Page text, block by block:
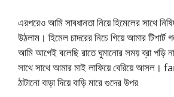
এরপরেও আমি সাবধানতা নিয়ে হিমেলের সাথে
উঠলাম। হিমেল চাদরের নিচে গিয়ে আমার টিশার্ট
আমি আগেই বলেছি রাতে ঘুমানোর সময় ব্রা পড়ি
সাথে সাথে আমার মাই লাফিয়ে বেরিয়ে
ঠাটানো বাড়া দিয়ে বাড়ি মারে গুদের উপর